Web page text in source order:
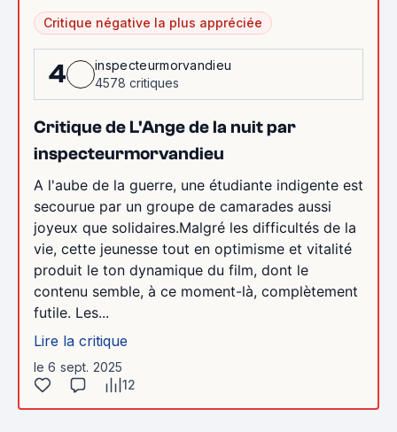
Critique négative la plus appréciée
4
inspecteurmorvandieu
4578 critiques
Critique de L'Ange de la nuit par
inspecteurmorvandieu
A l'aube de la guerre, une étudiante indigente est
secourue par un groupe de camarades aussi
joyeux que solidaires.Malgré les difficultés de la
vie, cette jeunesse tout en optimisme et vitalité
produit le ton dynamique du film, dont le
contenu semble, à ce moment-là, complètement
futile. Les...
Lire la critique
le 6 sept. 2025
12